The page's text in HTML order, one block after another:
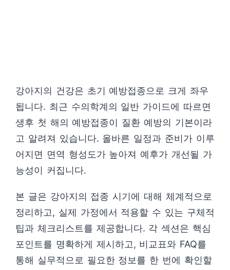
강아지의 건강은 초기 예방접종으로 크게 좌우
됩니다. 최근 수의학계의 일반 가이드에 따르면
생후 첫 해의 예방접종이 질환 예방의 기본이라
고 알려져 있습니다. 올바른 일정과 준비가 이루
어지면 면역 형성도가 높아져 예후가 개선될 가
능성이 커집니다.
본 글은 강아지의 접종 시기에 대해 체계적으로
정리하고, 실제 가정에서 적용할 수 있는 구체적
팁과 체크리스트를 제공합니다. 각 섹션은 핵심
포인트를 명확하게 제시하고, 비교표와 FAQ를
통해 실무적으로 필요한 정보를 한 번에 확인할